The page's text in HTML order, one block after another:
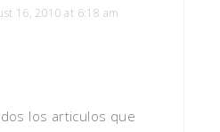
16, 2010 at 6:18 am
los articulos que